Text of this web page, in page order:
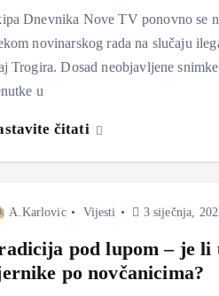
Dnevnika Nove TV ponovno se
novinarskog rada na slučaju
Trogira. Dosad neobjavljene
u
čitati
A.Karlovic Vijesti 3 siječnja,
pod lupom – je
po novčanicima?